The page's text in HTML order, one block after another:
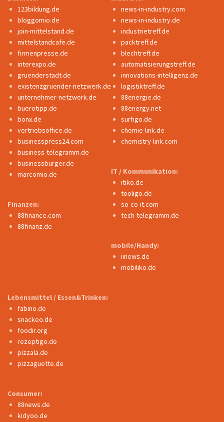
123bildung.de
bloggomio.de
join-mittelstand.de
mittelstandcafe.de
firmenpresse.de
interexpo.de
gruenderstadt.de
existenzgruender-netzwerk.de
unternehmer-netzwerk.de
buerotipp.de
bonx.de
vertriebsoffice.de
businesspress24.com
business-telegramm.de
businessburger.de
marcomio.de
Finanzen:
88finance.com
88finanz.de
news-in-industry.com
news-in-industry.de
industrietreff.de
packtreff.de
blechtreff.de
automatisierungstreff.de
innovations-intelligenz.de
logistiktreff.de
88energie.de
88energy.net
surfigo.de
chemie-link.de
chemistry-link.com
IT / Kommunikation:
itiko.de
tooligo.de
so-co-it.com
tech-telegramm.de
mobile/Handy:
iinews.de
mobiliko.de
Lebensmittel / Essen&Trinken:
fabino.de
snackeo.de
foodir.org
rezeptigo.de
pizzala.de
pizzaguette.de
Consumer:
88news.de
kidyoo.de